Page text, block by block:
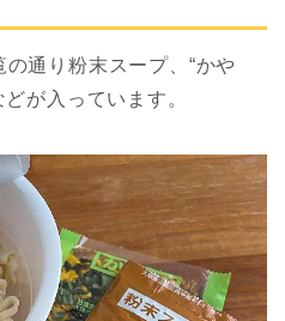
通り粉末スープ、“かや
が入っています。